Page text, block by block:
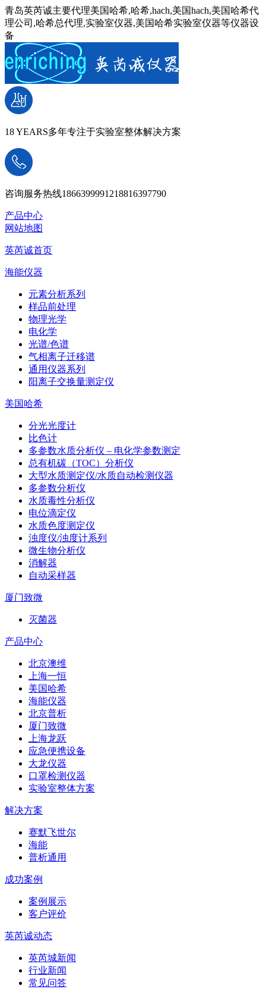
青岛英芮诚主要代理美国哈希,哈希,hach,美国hach,美国哈希代
理公司,哈希总代理,实验室仪器,美国哈希实验室仪器等仪器设
备
18 YEARS多年专注于实验室整体解决方案
咨询服务热线1866399991218816397790
产品中心
网站地图
英芮诚首页
海能仪器
元素分析系列
样品前处理
物理光学
电化学
光谱/色谱
气相离子迁移谱
通用仪器系列
阳离子交换量测定仪
美国哈希
分光光度计
比色计
多参数水质分析仪 – 电化学参数测定
总有机碳（TOC）分析仪
大型水质测定仪/水质自动检测仪器
多参数分析仪
水质毒性分析仪
电位滴定仪
水质色度测定仪
浊度仪/浊度计系列
微生物分析仪
消解器
自动采样器
厦门致微
灭菌器
产品中心
北京澳维
上海一恒
美国哈希
海能仪器
北京普析
厦门致微
上海龙跃
应急便携设备
大龙仪器
口罩检测仪器
实验室整体方案
解决方案
赛默飞世尔
海能
普析通用
成功案例
案例展示
客户评价
英芮诚动态
英芮城新闻
行业新闻
常见问答